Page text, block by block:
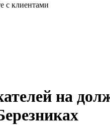
с клиентами
на